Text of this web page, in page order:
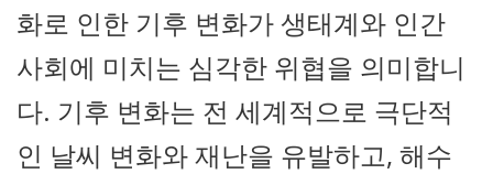
화로 인한 기후 변화가 생태계와 인간
사회에 미치는 심각한 위협을 의미합니
다. 기후 변화는 전 세계적으로 극단적
인 날씨 변화와 재난을 유발하고, 해수